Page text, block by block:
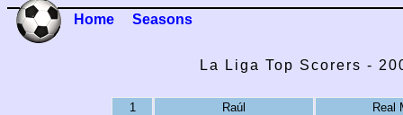
Home Seasons
La Liga Top Scorers -
1 Raúl
Real